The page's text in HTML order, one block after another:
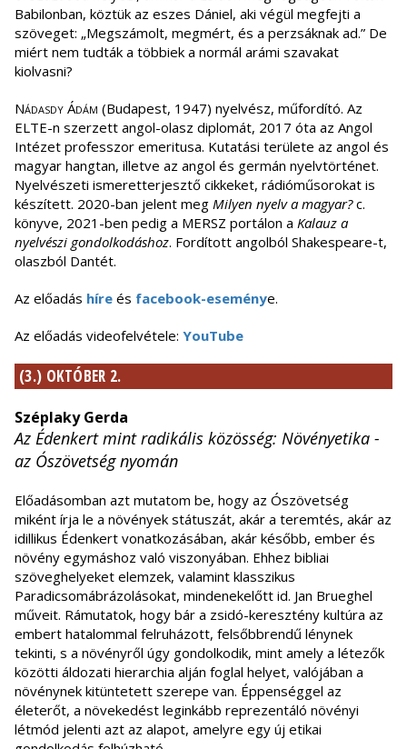
Babilonban, köztük az eszes Dániel, aki végül megfejti a
szöveget: „Megszámolt, megmért, és a perzsáknak ad.” De
miért nem tudták a többiek a normál arámi szavakat
kiolvasni?
Nádasdy Ádám (Budapest, 1947) nyelvész, műfordító. Az
ELTE-n szerzett angol-olasz diplomát, 2017 óta az Angol
Intézet professzor emeritusa. Kutatási területe az angol és
magyar hangtan, illetve az angol és germán nyelvtörténet.
Nyelvészeti ismeretterjesztő cikkeket, rádióműsorokat is
készített. 2020-ban jelent meg Milyen nyelv a magyar?c.
könyve, 2021-ben pedig a MERSZ portálon a Kalauz a
nyelvészi gondolkodáshoz. Fordított angolból Shakespeare-t,
olaszból Dantét.
Az előadás híre és facebook-eseménye.
Az előadás videofelvétele: YouTube
(3.) OKTÓBER 2.
Széplaky Gerda
Az Édenkert mint radikális közösség: Növényetika -
az Ószövetség nyomán
Előadásomban azt mutatom be, hogy az Ószövetség
miként írja le a növények státuszát, akár a teremtés, akár az
idillikus Édenkert vonatkozásában, akár később, ember és
növény egymáshoz való viszonyában. Ehhez bibliai
szöveghelyeket elemzek, valamint klasszikus
Paradicsomábrázolásokat, mindenekelőtt id. Jan Brueghel
műveit. Rámutatok, hogy bár a zsidó-keresztény kultúra az
embert hatalommal felruházott, felsőbbrendű lénynek
tekinti, s a növényről úgy gondolkodik, mint amely a létezők
közötti áldozati hierarchia alján foglal helyet, valójában a
növénynek kitüntetett szerepe van. Éppenséggel az
életerőt, a növekedést leginkább reprezentáló növényi
létmód jelenti azt az alapot, amelyre egy új etikai